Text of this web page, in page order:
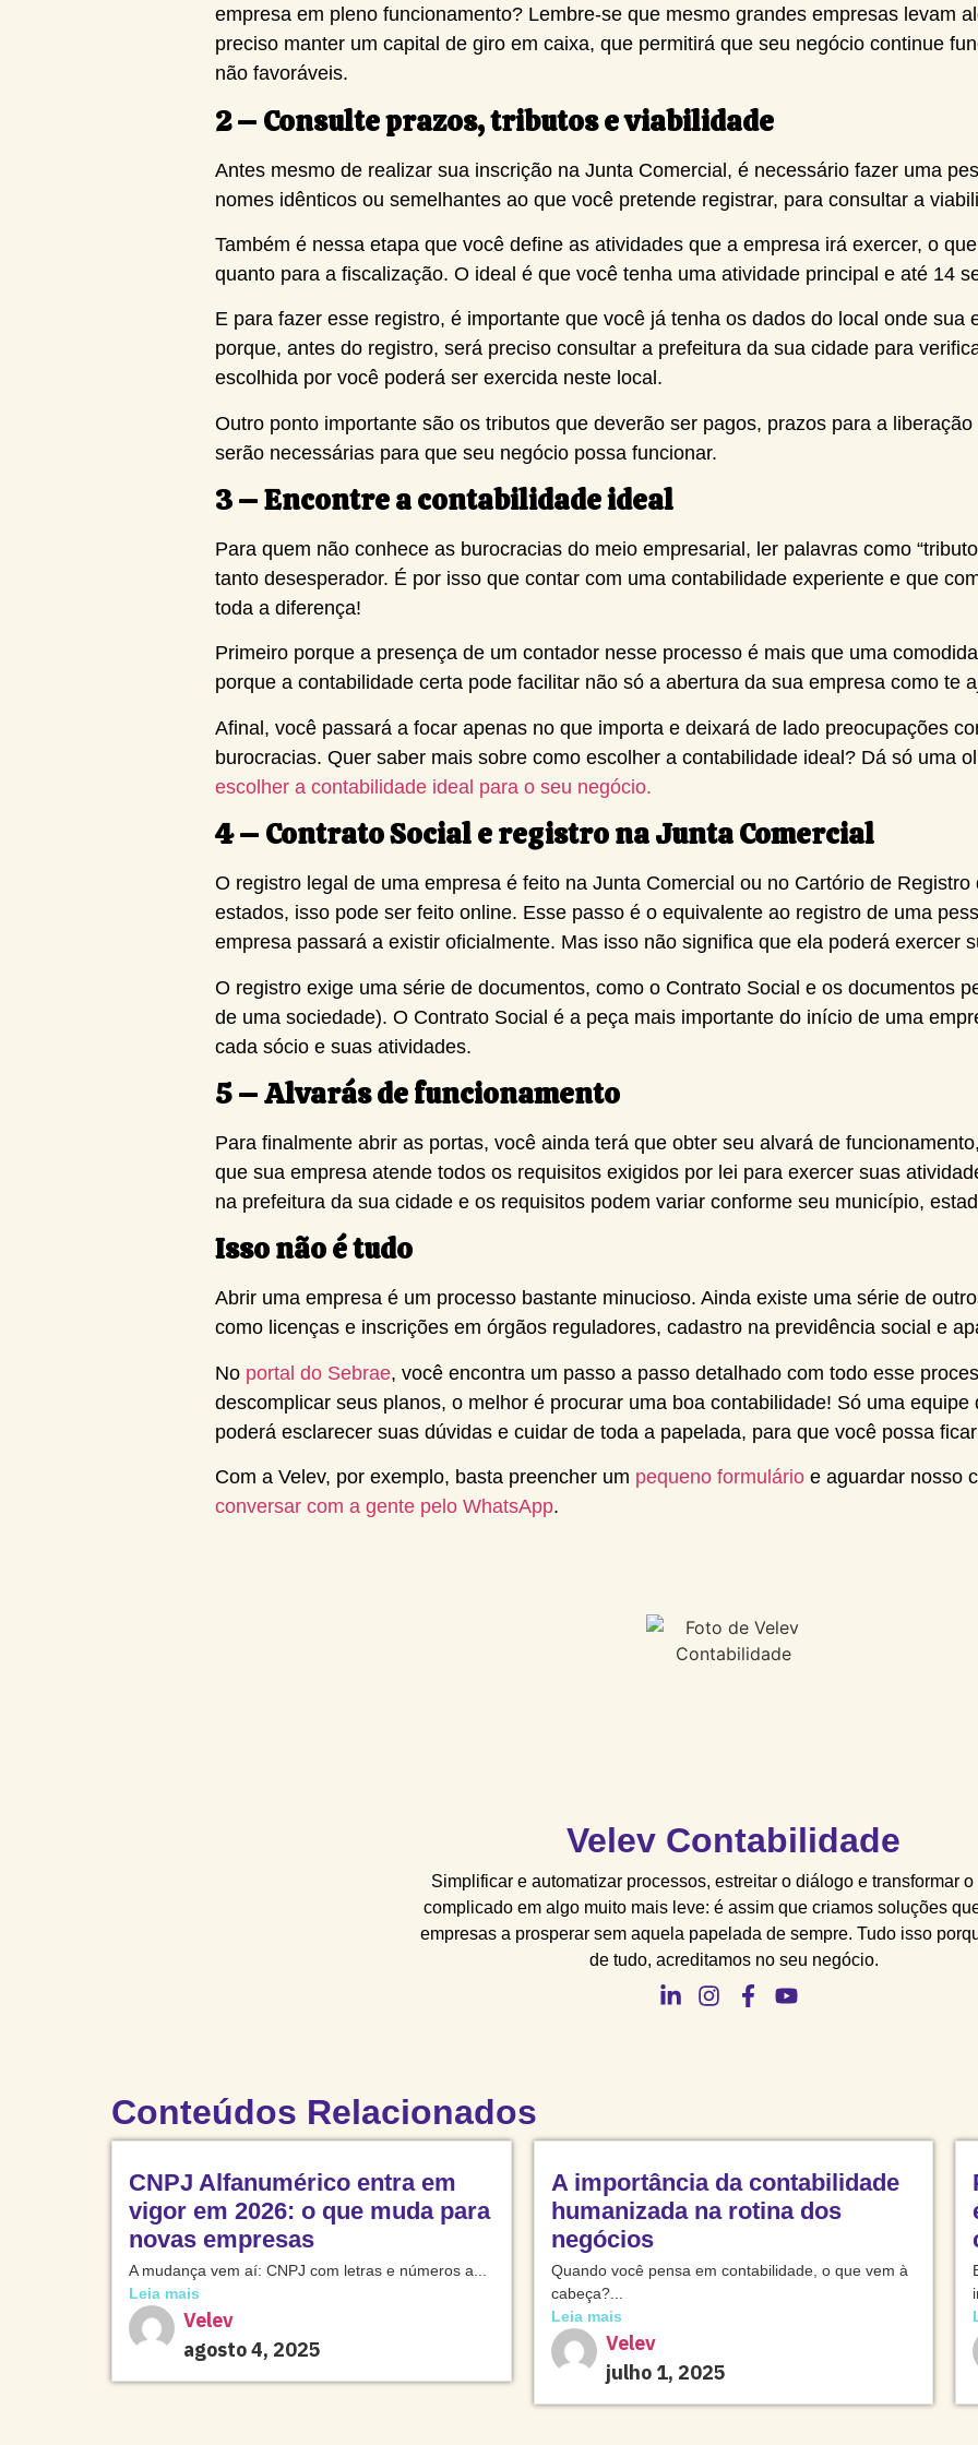
empresa em pleno funcionamento? Lembre-se que mesmo grandes empresas levam
preciso manter um capital de giro em caixa, que permitirá que seu negócio continue
não favoráveis.
2 – Consulte prazos, tributos e viabilidade
Antes mesmo de realizar sua inscrição na Junta Comercial, é necessário fazer uma
nomes idênticos ou semelhantes ao que você pretende registrar, para consultar a
Também é nessa etapa que você define as atividades que a empresa irá exercer, o
quanto para a fiscalização. O ideal é que você tenha uma atividade principal e até 14
E para fazer esse registro, é importante que você já tenha os dados do local onde sua
porque, antes do registro, será preciso consultar a prefeitura da sua cidade para
escolhida por você poderá ser exercida neste local.
Outro ponto importante são os tributos que deverão ser pagos, prazos para a
serão necessárias para que seu negócio possa funcionar.
3 – Encontre a contabilidade ideal
Para quem não conhece as burocracias do meio empresarial, ler palavras como
tanto desesperador. É por isso que contar com uma contabilidade experiente e que
toda a diferença!
Primeiro porque a presença de um contador nesse processo é mais que uma
porque a contabilidade certa pode facilitar não só a abertura da sua empresa como te
Afinal, você passará a focar apenas no que importa e deixará de lado preocupações
burocracias. Quer saber mais sobre como escolher a contabilidade ideal? Dá só uma
escolher a contabilidade ideal para o seu negócio.
4 – Contrato Social e registro na Junta Comercial
O registro legal de uma empresa é feito na Junta Comercial ou no Cartório de
estados, isso pode ser feito online. Esse passo é o equivalente ao registro de uma
empresa passará a existir oficialmente. Mas isso não significa que ela poderá exercer
O registro exige uma série de documentos, como o Contrato Social e os documentos
de uma sociedade). O Contrato Social é a peça mais importante do início de uma
cada sócio e suas atividades.
5 – Alvarás de funcionamento
Para finalmente abrir as portas, você ainda terá que obter seu alvará de
que sua empresa atende todos os requisitos exigidos por lei para exercer suas
na prefeitura da sua cidade e os requisitos podem variar conforme seu município,
Isso não é tudo
Abrir uma empresa é um processo bastante minucioso. Ainda existe uma série de
como licenças e inscrições em órgãos reguladores, cadastro na previdência social e
No portal do Sebrae, você encontra um passo a passo detalhado com todo esse
descomplicar seus planos, o melhor é procurar uma boa contabilidade! Só uma
poderá esclarecer suas dúvidas e cuidar de toda a papelada, para que você possa
Com a Velev, por exemplo, basta preencher um pequeno formulário e aguardar nosso
conversar com a gente pelo WhatsApp.
Velev Contabilidade
Simplificar e automatizar processos, estreitar o diálogo e transformar o
complicado em algo muito mais leve: é assim que criamos soluções
empresas a prosperar sem aquela papelada de sempre. Tudo isso
de tudo, acreditamos no seu negócio.
Conteúdos Relacionados
CNPJ Alfanumérico entra em
vigor em 2026: o que muda para
novas empresas
A mudança vem aí: CNPJ com letras e números a...
Leia mais
Velev
agosto 4, 2025
A importância da contabilidade
humanizada na rotina dos
negócios
Quando você pensa em contabilidade, o que vem à
cabeça?...
Leia mais
Velev
julho 1, 2025